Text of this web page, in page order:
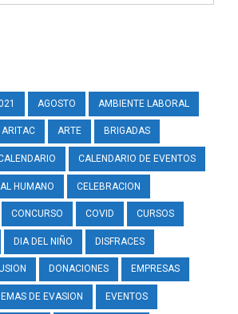
AGOSTO AMBIENTE LABORAL
ARITAC ARTE BRIGADAS
CALENDARIO DE EVENTOS
HUMANO CELEBRACION
CONCURSO COVID CURSOS
DIA DEL NIÑO DISFRACES
DONACIONES EMPRESAS
DE EVASION EVENTOS